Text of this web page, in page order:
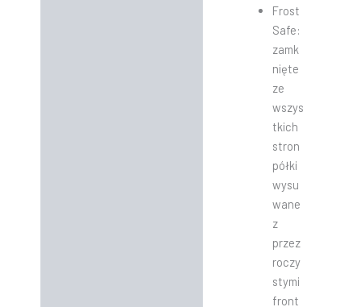
Frost
Safe:
zamk
nięte
ze
wszys
tkich
stron
półki
wysu
wane
z
przez
roczy
stymi
front